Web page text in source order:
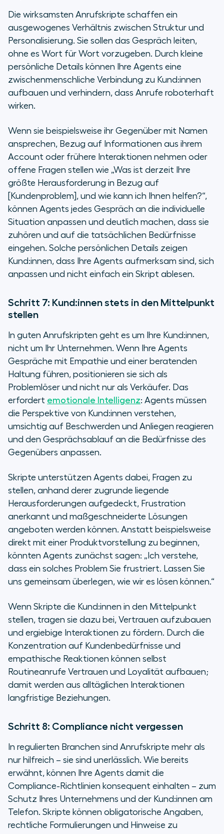
Die wirksamsten Anrufskripte schaffen ein
ausgewogenes Verhältnis zwischen Struktur und
Personalisierung. Sie sollen das Gespräch leiten,
ohne es Wort für Wort vorzugeben. Durch kleine
persönliche Details können Ihre Agents eine
zwischenmenschliche Verbindung zu Kund:innen
aufbauen und verhindern, dass Anrufe roboterhaft
wirken.
Wenn sie beispielsweise ihr Gegenüber mit Namen
ansprechen, Bezug auf Informationen aus ihrem
Account oder frühere Interaktionen nehmen oder
offene Fragen stellen wie „Was ist derzeit Ihre
größte Herausforderung in Bezug auf
[Kundenproblem], und wie kann ich Ihnen helfen?“,
können Agents jedes Gespräch an die individuelle
Situation anpassen und deutlich machen, dass sie
zuhören und auf die tatsächlichen Bedürfnisse
eingehen. Solche persönlichen Details zeigen
Kund:innen, dass Ihre Agents aufmerksam sind, sich
anpassen und nicht einfach ein Skript ablesen.
Schritt 7: Kund:innen stets in den Mittelpunkt
stellen
In guten Anrufskripten geht es um Ihre Kund:innen,
nicht um Ihr Unternehmen. Wenn Ihre Agents
Gespräche mit Empathie und einer beratenden
Haltung führen, positionieren sie sich als
Problemlöser und nicht nur als Verkäufer. Das
erfordert emotionale Intelligenz: Agents müssen
die Perspektive von Kund:innen verstehen,
umsichtig auf Beschwerden und Anliegen reagieren
und den Gesprächsablauf an die Bedürfnisse des
Gegenübers anpassen.
Skripte unterstützen Agents dabei, Fragen zu
stellen, anhand derer zugrunde liegende
Herausforderungen aufgedeckt, Frustration
anerkannt und maßgeschneiderte Lösungen
angeboten werden können. Anstatt beispielsweise
direkt mit einer Produktvorstellung zu beginnen,
könnten Agents zunächst sagen: „Ich verstehe,
dass ein solches Problem Sie frustriert. Lassen Sie
uns gemeinsam überlegen, wie wir es lösen können.“
Wenn Skripte die Kund:innen in den Mittelpunkt
stellen, tragen sie dazu bei, Vertrauen aufzubauen
und ergiebige Interaktionen zu fördern. Durch die
Konzentration auf Kundenbedürfnisse und
empathische Reaktionen können selbst
Routineanrufe Vertrauen und Loyalität aufbauen;
damit werden aus alltäglichen Interaktionen
langfristige Beziehungen.
Schritt 8: Compliance nicht vergessen
In regulierten Branchen sind Anrufskripte mehr als
nur hilfreich – sie sind unerlässlich. Wie bereits
erwähnt, können Ihre Agents damit die
Compliance-Richtlinien konsequent einhalten – zum
Schutz Ihres Unternehmens und der Kund:innen am
Telefon. Skripte können obligatorische Angaben,
rechtliche Formulierungen und Hinweise zu